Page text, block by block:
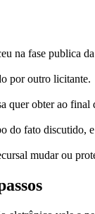
na fase publica
por outro licitante.
quer obter ao final
do fato discutido,
mudar ou